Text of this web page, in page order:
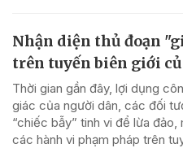
Nhận diện thủ đoạn
trên tuyến biên giới
Thời gian gần đây, lợi dụng
giác của người dân, các đối
“chiếc bẫy” tinh vi để lừa
các hành vi phạm pháp trên